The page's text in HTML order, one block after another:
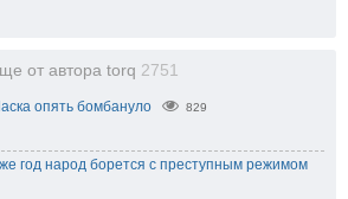
от автора torq 2751
опять бомбануло 829
год народ борется с преступным режимом